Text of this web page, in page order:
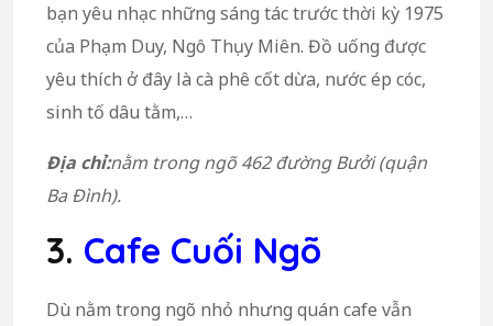
bạn yêu nhạc những sáng tác trước thời kỳ 1975
của Phạm Duy, Ngô Thụy Miên. Đồ uống được
yêu thích ở đây là cà phê cốt dừa, nước ép cóc,
sinh tố dâu tằm,…
Địa chỉ:nằm trong ngõ 462 đường Bưởi (quận
Ba Đình).
3. Cafe Cuối Ngõ
Dù nằm trong ngõ nhỏ nhưng quán cafe vẫn